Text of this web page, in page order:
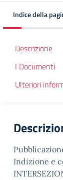
Indice della
Descrizione
I Documenti
Ulteriori
Indizione e